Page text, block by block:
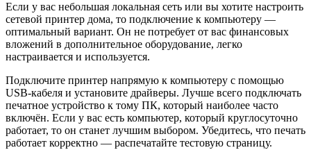
Если у вас небольшая локальная сеть или вы хотите настроить
сетевой принтер дома, то подключение к компьютеру —
оптимальный вариант. Он не потребует от вас финансовых
вложений в дополнительное оборудование, легко
настраивается и используется.
Подключите принтер напрямую к компьютеру с помощью
USB-кабеля и установите драйверы. Лучше всего подключать
печатное устройство к тому ПК, который наиболее часто
включён. Если у вас есть компьютер, который круглосуточно
работает, то он станет лучшим выбором. Убедитесь, что печать
работает корректно — распечатайте тестовую страницу.